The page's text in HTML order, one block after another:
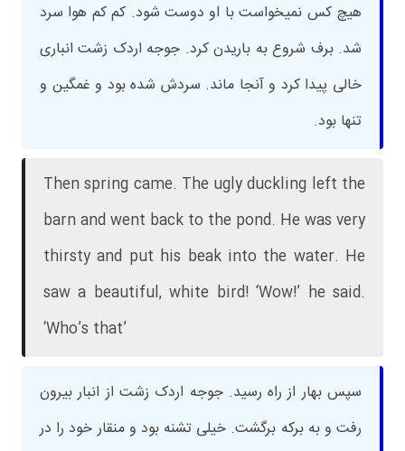
هیچ کس نمیخواست با او دوست شود. کم کم هوا سرد
شد. برف شروع به باریدن کرد. جوجه اردک زشت انباری
خالی پیدا کرد و آنجا ماند. سردش شده بود و غمگین و
تنها بود.
Then spring came. The ugly duckling left the
barn and went back to the pond. He was very
thirsty and put his beak into the water. He
saw a beautiful, white bird! ‘Wow!’ he said.
‘Who’s that’
سپس بهار از راه رسید. جوجه اردک زشت از انبار بیرون
رفت و به برکه برگشت. خیلی تشنه بود و منقار خود را در